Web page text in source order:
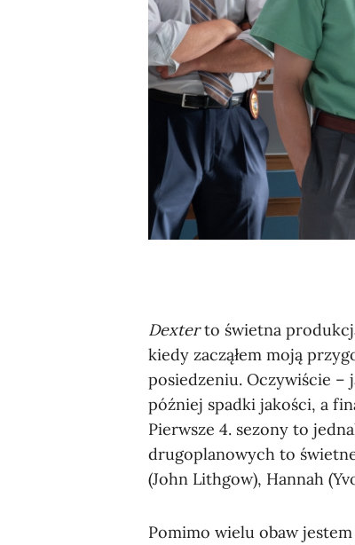
Dexterto świetna
kiedy zacząłem moją
posiedzeniu. Oczywiście –
później spadki jakości, a
Pierwsze 4. sezony to
drugoplanowych to
(John Lithgow), Hannah
Pomimo wielu obaw